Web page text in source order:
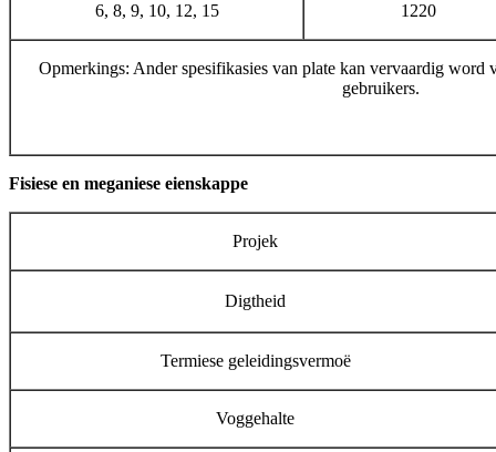
6, 8, 9, 10, 12, 15 1220
Opmerkings: Ander spesifikasies van plate kan vervaardig word
gebruikers.
Fisiese en meganiese eienskappe
Projek
Digtheid
Termiese geleidingsvermoë
Voggehalte